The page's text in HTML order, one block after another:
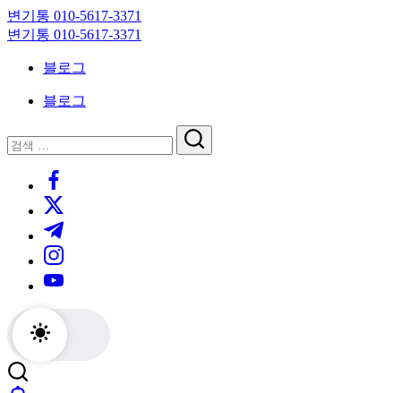
Skip
to
content
변기통 010-5617-3371
변
대
기
변기통 010-5617-3371
크
대
기
블로그
블로그
닫
기
검
검
https://www.facebook.com/
https://twitter.com/
https://t.me/
https://www.instagram.com/
https://youtube.com/